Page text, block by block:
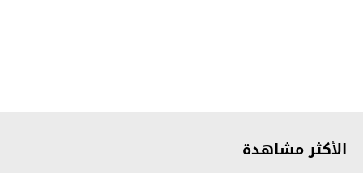
الأكثر مشاهدة